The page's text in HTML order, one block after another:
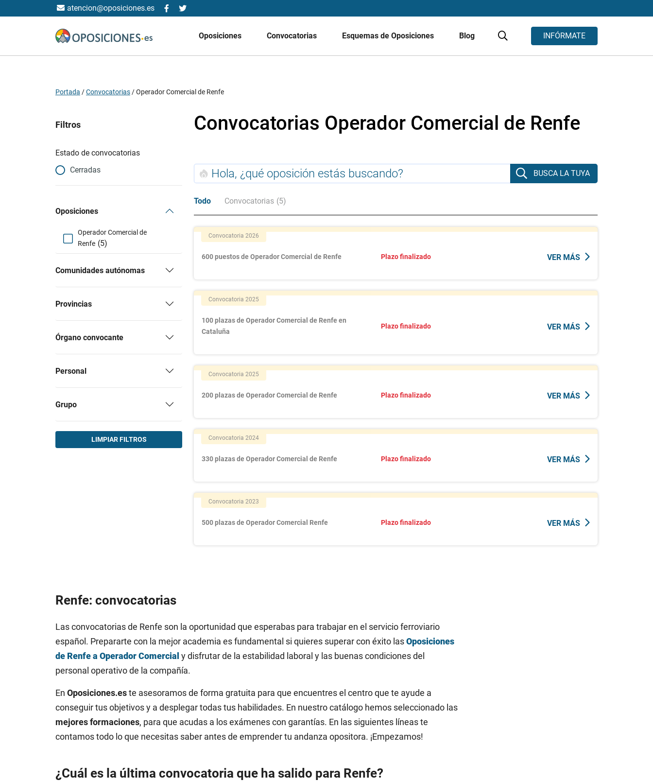
atencion@oposiciones.es
Oposiciones Convocatorias Esquemas de Oposiciones Blog INFÓRMATE
Portada /Convocatorias /Operador Comercial de Renfe
Filtros
Estado de convocatorias
Cerradas
Oposiciones
Operador Comercial de
Renfe (5)
Comunidades autónomas
Provincias
Órgano convocante
Personal
Grupo
LIMPIAR FILTROS
Convocatorias Operador Comercial de Renfe
Todo Convocatorias (5)
Convocatoria 2026
600 puestos de Operador Comercial de Renfe Plazo finalizado VER MÁS
Convocatoria 2025
100 plazas de Operador Comercial de Renfe en
Cataluña
Plazo finalizado VER MÁS
Convocatoria 2025
200 plazas de Operador Comercial de Renfe Plazo finalizado VER MÁS
Convocatoria 2024
330 plazas de Operador Comercial de Renfe Plazo finalizado VER MÁS
Convocatoria 2023
500 plazas de Operador Comercial Renfe Plazo finalizado VER MÁS
Renfe: convocatorias
Las convocatorias de Renfe son la oportunidad que esperabas para trabajar en el servicio ferroviario
español. Prepararte con la mejor academia es fundamental si quieres superar con éxito lasOposiciones
de Renfe a Operador Comercial y disfrutar de la estabilidad laboral y las buenas condiciones del
personal operativo de la compañía.
En Oposiciones.este asesoramos de forma gratuita para que encuentres el centro que te ayude a
conseguir tus objetivos y a desplegar todas tus habilidades. En nuestro catálogo hemos seleccionado las
mejores formaciones, para que acudas a los exámenes con garantías. En las siguientes líneas te
contamos todo lo que necesitas saber antes de emprender tu andanza opositora. ¡Empezamos!
¿Cuál es la última convocatoria que ha salido para Renfe?